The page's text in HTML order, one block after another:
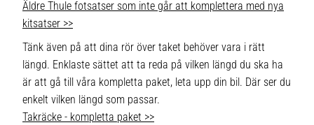
Äldre Thule fotsatser som inte går att komplettera med nya
kitsatser >>
Tänk även på att dina rör över taket behöver vara i rätt
längd. Enklaste sättet att ta reda på vilken längd du ska ha
är att gå till våra kompletta paket, leta upp din bil. Där ser du
enkelt vilken längd som passar.
Takräcke - kompletta paket >>